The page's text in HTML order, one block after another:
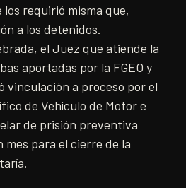
requirió misma que,
a los detenidos.
el Juez que atiende la
aportadas por la FGEO y
vinculación a proceso por el
de Vehículo de Motor e
de prisión preventiva
para el cierre de la